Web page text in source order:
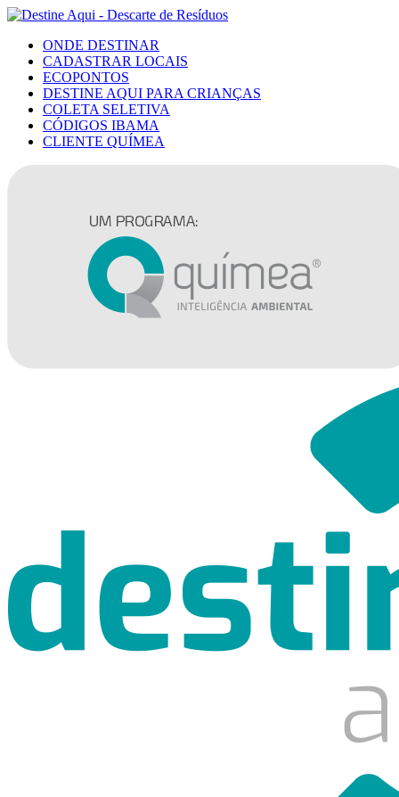
ONDE DESTINAR
CADASTRAR LOCAIS
ECOPONTOS
DESTINE AQUI PARA CRIANÇAS
COLETA SELETIVA
CÓDIGOS IBAMA
CLIENTE QUÍMEA